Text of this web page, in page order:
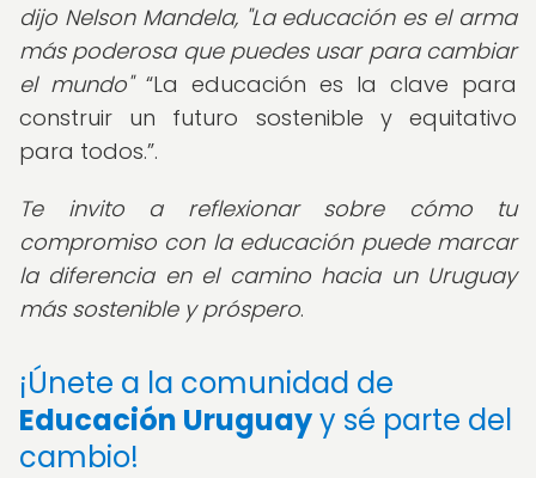
dijo Nelson Mandela, "La educación es el arma
más poderosa que puedes usar para cambiar
el mundo"
La educación es la clave para
construir un futuro sostenible y equitativo
para todos. .
Te invito a reflexionar sobre cómo tu
compromiso con la educación puede marcar
la diferencia en el camino hacia un Uruguay
más sostenible y próspero.
¡Únete a la comunidad de
Educación Uruguayy sé parte del
cambio!